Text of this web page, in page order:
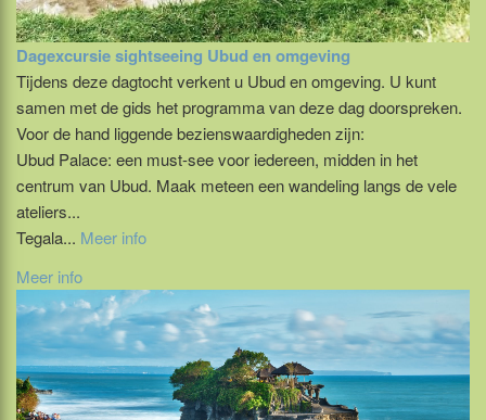
Dagexcursie sightseeing Ubud en omgeving
Tijdens deze dagtocht verkent u Ubud en omgeving. U kunt
samen met de gids het programma van deze dag doorspreken.
Voor de hand liggende bezienswaardigheden zijn:
Ubud Palace: een must-see voor iedereen, midden in het
centrum van Ubud. Maak meteen een wandeling langs de vele
ateliers...
Tegala... Meer info
Meer info